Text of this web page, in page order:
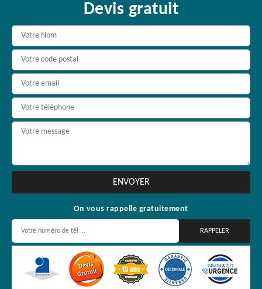
Devis gratuit
On vous rappelle gratuitement